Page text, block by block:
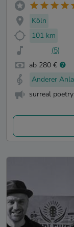
Köln
101 km
(5)
ab 280 €
Anderer
surreal